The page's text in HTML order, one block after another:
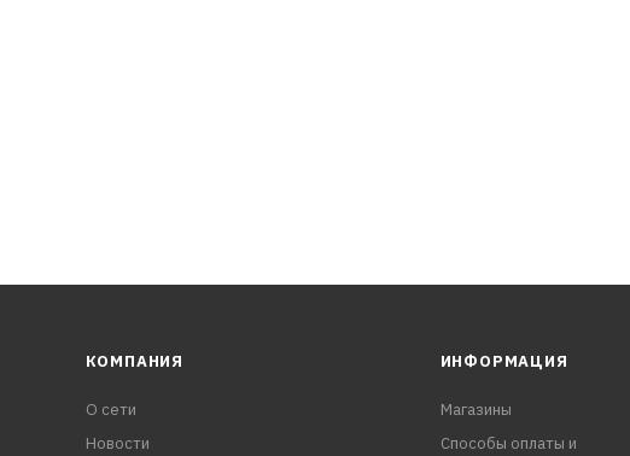
КОМПАНИЯ
О сети
Новости
ИНФОРМАЦИЯ
Магазины
Способы оплаты и